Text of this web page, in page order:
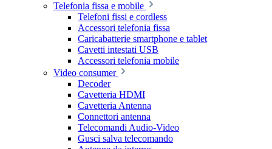
Telefonia fissa e mobile
Telefoni fissi e cordless
Accessori telefonia fissa
Caricabatterie smartphone e tablet
Cavetti intestati USB
Accessori telefonia mobile
Video consumer
Decoder
Cavetteria HDMI
Cavetteria Antenna
Connettori antenna
Telecomandi Audio-Video
Gusci salva telecomando